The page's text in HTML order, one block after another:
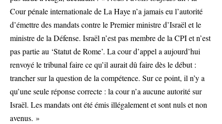
Cour pénale internationale de La Haye n’a jamais eu l’autorité
d’émettre des mandats contre le Premier ministre d’Israël et le
ministre de la Défense. Israël n’est pas membre de la CPI et n’est
pas partie au ‘Statut de Rome’. La cour d’appel a aujourd’hui
renvoyé le tribunal faire ce qu’il aurait dû faire dès le début :
trancher sur la question de la compétence. Sur ce point, il n’y a
qu’une seule réponse correcte : la cour n’a aucune autorité sur
Israël. Les mandats ont été émis illégalement et sont nuls et non
avenus. »